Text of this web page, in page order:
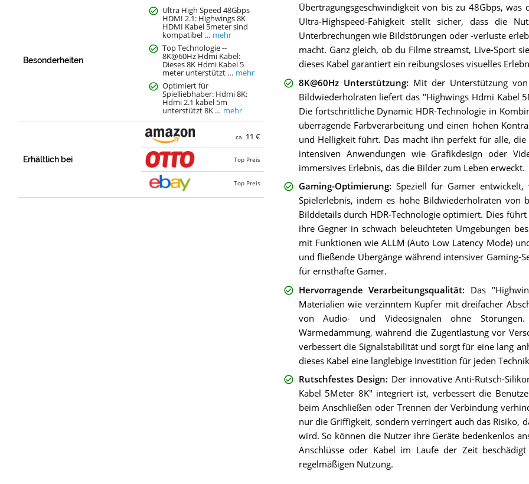
Besonderheiten
Ultra High Speed 48Gbps
HDMI 2.1: Highwings 8K
HDMI Kabel 5meter sind
kompatibel … mehr
Top Technologie --
8K@60Hz Hdmi Kabel:
Dieses 8K Hdmi Kabel 5
meter unterstützt … mehr
Optimiert für
Spielliebhaber: Hdmi 8K:
Hdmi 2.1 kabel 5m
unterstützt 8K … mehr
Erhältlich bei
ca. 11 €
Top Preis
Top Preis
Übertragungsgeschwindigkeit von bis zu 48Gbps,
Ultra-Highspeed-Fähigkeit stellt sicher, dass die
Unterbrechungen wie Bildstörungen oder -verluste
macht. Ganz gleich, ob du Filme streamst, Live-Sport
dieses Kabel garantiert ein reibungsloses visuelles
8K@60Hz Unterstützung: Mit der Unterstützung
Bildwiederholraten liefert das "Highwings Hdmi Kabel
Die fortschrittliche Dynamic HDR-Technologie in
überragende Farbverarbeitung und einen hohen
und Helligkeit führt. Das macht ihn perfekt für alle,
intensiven Anwendungen wie Grafikdesign oder
immersives Erlebnis, das die Bilder zum Leben erweckt.
Gaming-Optimierung: Speziell für Gamer
Spielerlebnis, indem es hohe Bildwiederholraten
Bilddetails durch HDR-Technologie optimiert. Dies
ihre Gegner in schwach beleuchteten Umgebungen
mit Funktionen wie ALLM (Auto Low Latency Mode)
und fließende Übergänge während intensiver
für ernsthafte Gamer.
Hervorragende Verarbeitungsqualität: Das
Materialien wie verzinntem Kupfer mit dreifacher
von Audio- und Videosignalen ohne
Wärmedämmung, während die Zugentlastung vor
verbessert die Signalstabilität und sorgt für eine lang
dieses Kabel eine langlebige Investition für jeden
Rutschfestes Design: Der innovative Anti-Rutsch-
Kabel 5Meter 8K" integriert ist, verbessert die
beim Anschließen oder Trennen der Verbindung
nur die Griffigkeit, sondern verringert auch das Risiko,
wird. So können die Nutzer ihre Geräte bedenkenlos
Anschlüsse oder Kabel im Laufe der Zeit
regelmäßigen Nutzung.